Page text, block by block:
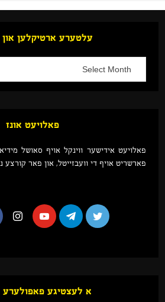
עלטערע ארטיקלען און
פאלויעט אונז
פאלויעט אידישער ווינקל אויף סאושל
פארשריט אויף די וועבזייטל, און פאר קורצע
א לעצטיגע פאפולערע